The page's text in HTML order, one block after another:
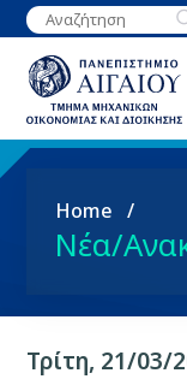
Παράκαμψη
προς
κυρίως
περιεχόμενο
Breadcrumb
Home
Νέα/
Τρίτη, 21/03/